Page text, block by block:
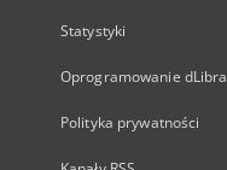
Statystyki
Oprogramowanie dLibra
Polityka prywatności